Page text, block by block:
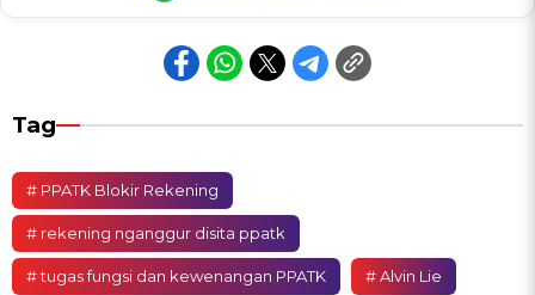
Tag
# PPATK Blokir Rekening
# rekening nganggur disita ppatk
# tugas fungsi dan kewenangan PPATK # Alvin Lie